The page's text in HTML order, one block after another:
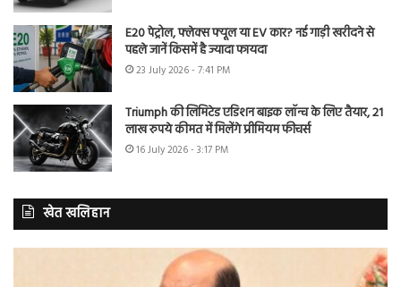
E20 पेट्रोल, फ्लेक्स फ्यूल या EV कार? नई गाड़ी खरीदने से
पहले जानें किसमें है ज्यादा फायदा
23 July 2026 - 7:41 PM
Triumph की लिमिटेड एडिशन बाइक लॉन्च के लिए तैयार, 21
लाख रुपये कीमत में मिलेंगे प्रीमियम फीचर्स
16 July 2026 - 3:17 PM
खेत खलिहान